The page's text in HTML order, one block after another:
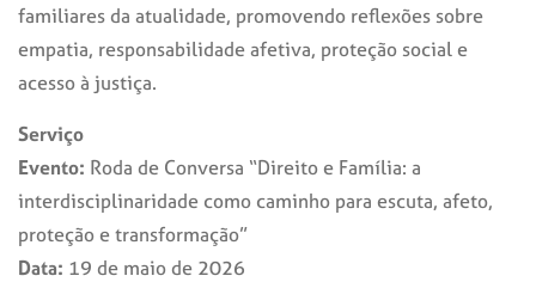
familiares da atualidade, promovendo reflexões sobre
empatia, responsabilidade afetiva, proteção social e
acesso à justiça.
Serviço
Evento: Roda de Conversa “Direito e Família: a
interdisciplinaridade como caminho para escuta, afeto,
proteção e transformação”
Data: 19 de maio de 2026